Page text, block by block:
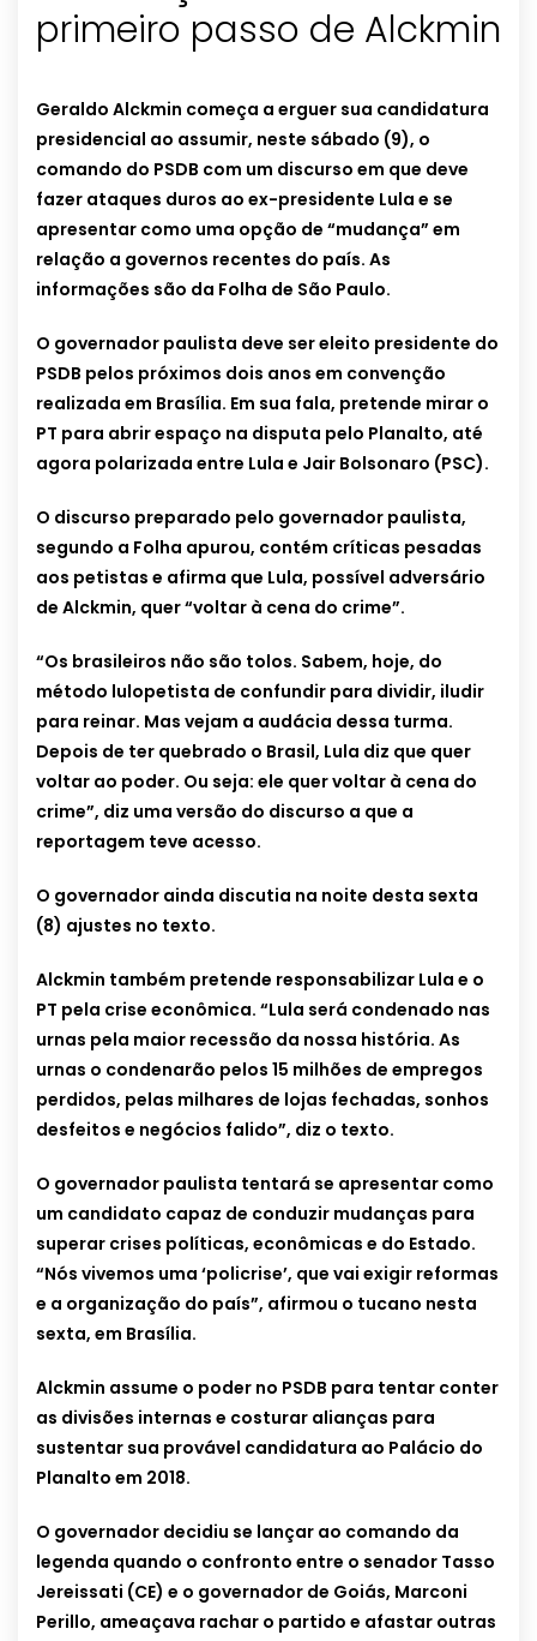
primeiro passo de Alckmin
Geraldo Alckmin começa a erguer sua candidatura
presidencial ao assumir, neste sábado (9), o
comando do PSDB com um discurso em que deve
fazer ataques duros ao ex-presidente Lula e se
apresentar como uma opção de “mudança” em
relação a governos recentes do país. As
informações são da Folha de São Paulo.
O governador paulista deve ser eleito presidente do
PSDB pelos próximos dois anos em convenção
realizada em Brasília. Em sua fala, pretende mirar o
PT para abrir espaço na disputa pelo Planalto, até
agora polarizada entre Lula e Jair Bolsonaro (PSC).
O discurso preparado pelo governador paulista,
segundo a Folha apurou, contém críticas pesadas
aos petistas e afirma que Lula, possível adversário
de Alckmin, quer “voltar à cena do crime”.
“Os brasileiros não são tolos. Sabem, hoje, do
método lulopetista de confundir para dividir, iludir
para reinar. Mas vejam a audácia dessa turma.
Depois de ter quebrado o Brasil, Lula diz que quer
voltar ao poder. Ou seja: ele quer voltar à cena do
crime”, diz uma versão do discurso a que a
reportagem teve acesso.
O governador ainda discutia na noite desta sexta
(8) ajustes no texto.
Alckmin também pretende responsabilizar Lula e o
PT pela crise econômica. “Lula será condenado nas
urnas pela maior recessão da nossa história. As
urnas o condenarão pelos 15 milhões de empregos
perdidos, pelas milhares de lojas fechadas, sonhos
desfeitos e negócios falido”, diz o texto.
O governador paulista tentará se apresentar como
um candidato capaz de conduzir mudanças para
superar crises políticas, econômicas e do Estado.
“Nós vivemos uma ‘policrise’, que vai exigir reformas
e a organização do país”, afirmou o tucano nesta
sexta, em Brasília.
Alckmin assume o poder no PSDB para tentar conter
as divisões internas e costurar alianças para
sustentar sua provável candidatura ao Palácio do
Planalto em 2018.
O governador decidiu se lançar ao comando da
legenda quando o confronto entre o senador Tasso
Jereissati (CE) e o governador de Goiás, Marconi
Perillo, ameaçava rachar o partido e afastar outras